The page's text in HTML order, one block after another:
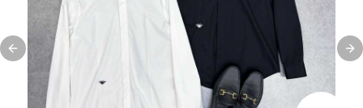
Previous slide